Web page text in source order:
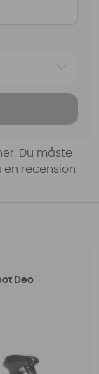
Du måste
recension.
Deo